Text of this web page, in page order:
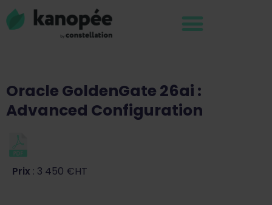
Oracle GoldenGate 26ai :
Advanced Configuration
Prix : 3 450 €HT